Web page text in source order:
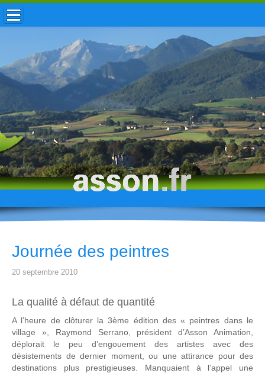
ACCUEIL / INFOS
MUNICIPALITÉ
VIE LOCALE
ENFANCE
TOURISME
HISTOIRE
Journée des peintres
20 septembre 2010
La qualité à défaut de quantité
A l’heure de clôturer la 3ème édition des « peintres dans le
village », Raymond Serrano, président d’Asson Animation,
déplorait le peu d’engouement des artistes avec des
désistements de dernier moment, ou une attirance pour des
destinations plus prestigieuses. Manquaient à l’appel une